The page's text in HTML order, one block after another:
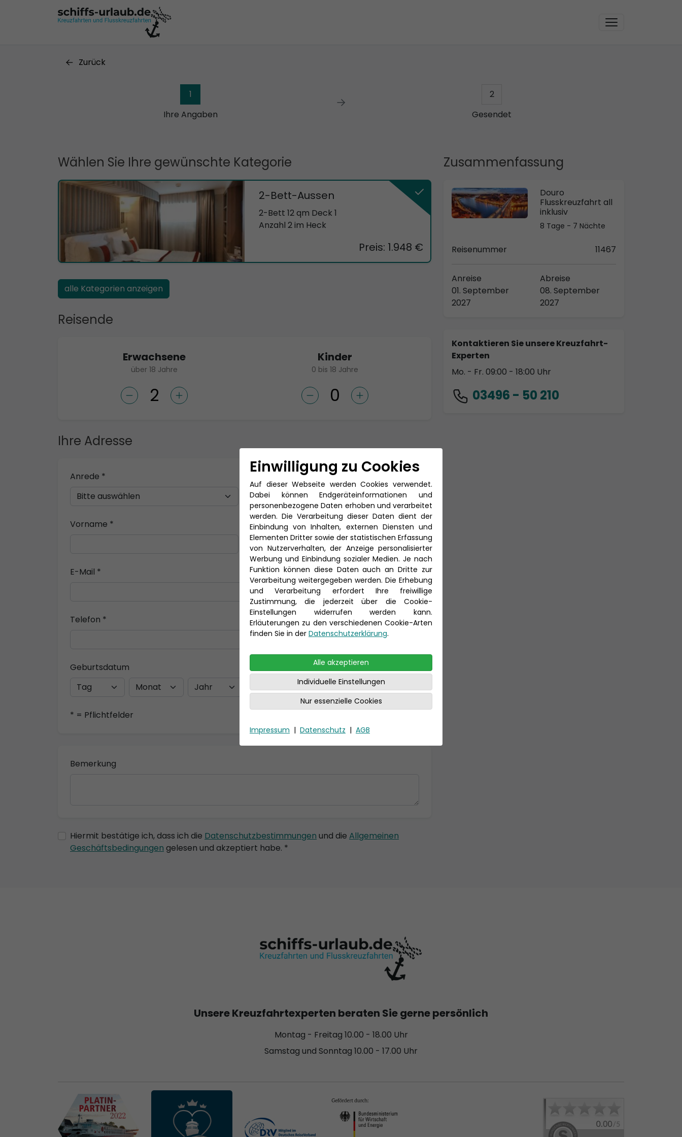
Zurück
1
Ihre Angaben
2
Gesendet
Zusammenfassung
Douro
Flusskreuzfahrt all
inklusiv
8 Tage - 7 Nächte
Reisenummer 11467
Anreise
01. September
2027
Abreise
08. September
2027
Kontaktieren Sie unsere Kreuzfahrt-
Experten
Mo. - Fr. 09:00 - 18:00 Uhr
03496 - 50 210
Wählen Sie Ihre gewünschte Kategorie
2-Bett-Aussen
2-Bett 12 qm Deck 1
Anzahl 2 im Heck
Preis: 1.948 €
alle Kategorien anzeigen
Reisende
Erwachsene
über 18 Jahre
Kinder
0 bis 18 Jahre
Ihre Adresse
Anrede *
Vorname * Nachname *
E-Mail *
Telefon *
Geburtsdatum
* = Pflichtfelder
Bemerkung
Hiermit bestätige ich, dass ich die Datenschutzbestimmungen und die Allgemeinen
Geschäftsbedingungen gelesen und akzeptiert habe. *
Einwilligung zu Cookies
Auf dieser Webseite werden Cookies verwendet.
Dabei können Endgeräteinformationen und
personenbezogene Daten erhoben und verarbeitet
werden. Die Verarbeitung dieser Daten dient der
Einbindung von Inhalten, externen Diensten und
Elementen Dritter sowie der statistischen Erfassung
von Nutzerverhalten, der Anzeige personalisierter
Werbung und Einbindung sozialer Medien. Je nach
Funktion können diese Daten auch an Dritte zur
Verarbeitung weitergegeben werden. Die Erhebung
und Verarbeitung erfordert Ihre freiwillige
Zustimmung, die jederzeit über die Cookie-
Einstellungen widerrufen werden kann.
Erläuterungen zu den verschiedenen Cookie-Arten
finden Sie in der Datenschutzerklärung.
Alle akzeptieren
Individuelle Einstellungen
Nur essenzielle Cookies
Impressum | Datenschutz | AGB
Unsere Kreuzfahrtexperten beraten Sie gerne persönlich
Montag - Freitag 10.00 - 18.00 Uhr
Samstag und Sonntag 10.00 - 17.00 Uhr